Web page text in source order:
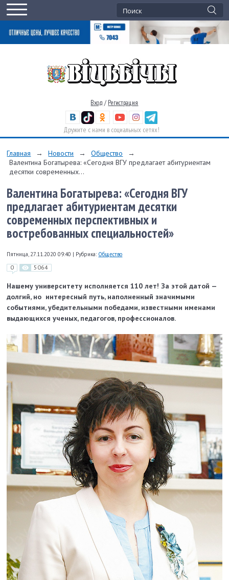
Вход / Регистрация
Дружите с нами в социальных сетях!
Главная → Новости → Общество
→
Валентина Богатырева: «Сегодня ВГУ предлагает абитуриентам
десятки современных...
Валентина Богатырева: «Сегодня ВГУ
предлагает абитуриентам десятки
современных перспективных и
востребованных специальностей»
Пятница, 27.11.2020 09:40 | Рубрика: Общество
0 5064
Нашему университету исполняется 110 лет! За этой датой —
долгий, но интересный путь, наполненный значимыми
событиями, убедительными победами, известными именами
выдающихся ученых, педагогов, профессионалов.